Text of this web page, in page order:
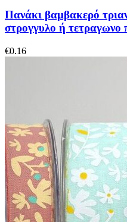
Πανάκι βαμβακερό
στρογγυλο ή τετραγωνο
€0.16